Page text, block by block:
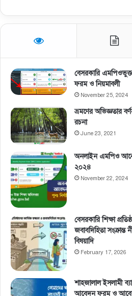
বেসরকারি
ফরম ও নিয়মাবলী
November 25, 2024
ভ্রমণের অভিজ্ঞতার
রচনা
June 23, 2021
অনলাইন এমপিও
২০২৪
November 22, 2024
বেসরকারি শিক্ষা
জবাবদিহিতা
বিষয়াদি
February 17, 2026
শাহজালাল ইসলামী
আবেদন ফরম ও